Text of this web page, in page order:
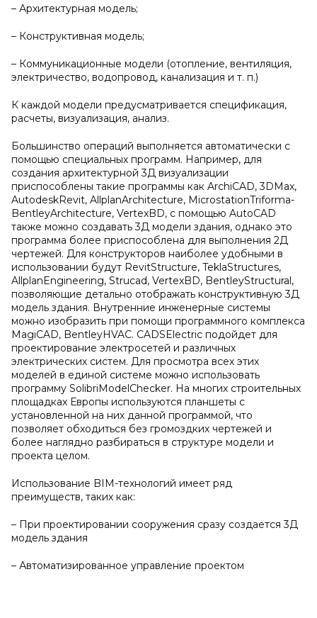
– Архитектурная модель;
– Конструктивная модель;
– Коммуникационные модели (отопление, вентиляция,
электричество, водопровод, канализация и т. п.)
К каждой модели предусматривается спецификация,
расчеты, визуализация, анализ.
Большинство операций выполняется автоматически с
помощью специальных программ. Например, для
создания архитектурной 3Д визуализации
приспособлены такие программы как ArchiCAD, 3DMax,
AutodeskRevit, AllplanArchitecture, MicrostationTriforma-
BentleyArchitecture, VertexBD, с помощью AutoCAD
также можно создавать 3Д модели здания, однако это
программа более приспособлена для выполнения 2Д
чертежей. Для конструкторов наиболее удобными в
использовании будут RevitStructure, TeklaStructures,
AllplanEngineering, Strucad, VertexBD, BentleyStructural,
позволяющие детально отображать конструктивную 3Д
модель здания. Внутренние инженерные системы
можно изобразить при помощи программного комплекса
MagiCAD, BentleyHVAC. CADSElectric подойдет для
проектирование электросетей и различных
электрических систем. Для просмотра всех этих
моделей в единой системе можно использовать
программу SolibriModelChecker. На многих строительных
площадках Европы используются планшеты с
установленной на них данной программой, что
позволяет обходиться без громоздких чертежей и
более наглядно разбираться в структуре модели и
проекта целом.
Использование BIM-технологий имеет ряд
преимуществ, таких как:
– При проектировании сооружения сразу создается 3Д
модель здания
– Автоматизированное управление проектом